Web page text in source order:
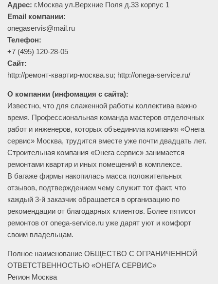
Адрес: г.Москва ул.Верхние Поля д.33 корпус 1
Email компании:
onegaservis@mail.ru
Телефон:
+7 (495) 120-28-05
Сайт:
http://ремонт-квартир-москва.su; http://onega-service.ru/
О компании (инфомация с сайта):
Известно, что для слаженной работы коллектива важно
время. Профессиональная команда мастеров отделочных
работ и инженеров, которых объединила компания «Онега
сервис» Москва, трудится вместе уже почти двадцать лет.
Строительная компания «Онега сервис» занимается
ремонтами квартир и иных помещений в комплексе.
В багаже фирмы накопилась масса положительных
отзывов, подтверждением чему служит тот факт, что
каждый 3-й заказчик обращается в организацию по
рекомендации от благодарных клиентов. Более пятисот
ремонтов от onega-service.ru уже дарят уют и комфорт
своим владельцам.
Полное наименование ОБЩЕСТВО С ОГРАНИЧЕННОЙ
ОТВЕТСТВЕННОСТЬЮ «ОНЕГА СЕРВИС»
Регион Москва